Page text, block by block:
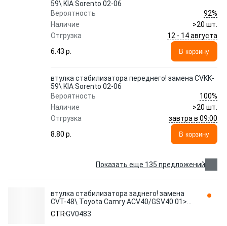
59\ KIA Sorento 02-06
Вероятность
92%
Наличие
>20 шт.
Отгрузка
12 - 14 августа
6.43 p.
В корзину
втулка стабилизатора переднего! замена CVKK-
59\ KIA Sorento 02-06
Вероятность
100%
Наличие
>20 шт.
Отгрузка
завтра в 09:00
8.80 p.
В корзину
Показать еще 135 предложений
втулка стабилизатора заднего! замена
CVT-48\ Toyota Camry ACV40/GSV40 01>
GV0483 CTR
CTRGV0483